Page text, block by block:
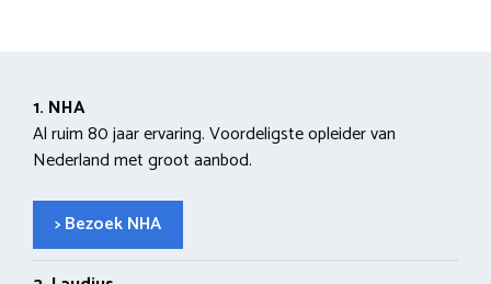
1. NHA
Al ruim 80 jaar ervaring. Voordeligste opleider van
Nederland met groot aanbod.
> Bezoek NHA